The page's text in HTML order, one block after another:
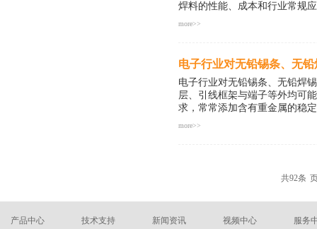
此金属薄板放入热清洁溶剂中
孔的印刷线路板经过波峰锡炉
带”并不完全是锡波的压力将
焊料的性能、成本和行业常规
法 首先，根据所要组装的产
常需要焊料的各方面的综合性
因素。 再综合考虑所要组装
国际或国家标准对所初选的无
金化学成分、熔点或液相线、
more>>
电子行业对无铅锡条、无
电子行业对无铅锡条、无铅焊
层、引线框架与端子等外均可
求，常常添加含有重金属的
电气产品中各均质材料单元不
个元器件，要求非常严格。因
件了。 因此，必须对有铅产
more>>
共92条
产品中心
技术支持
新闻资讯
视频中心
服务